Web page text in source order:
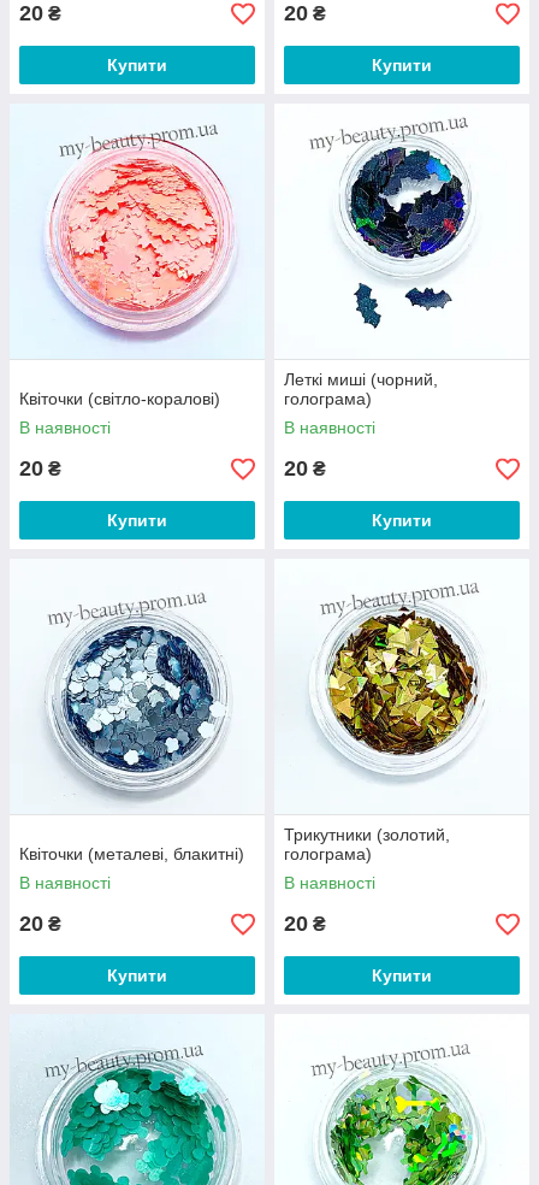
20 ₴
Купити
20 ₴
Купити
Квіточки (світло-коралові)
В наявності
20 ₴
Купити
Леткі миші (чорний,
голограма)
В наявності
20 ₴
Купити
Квіточки (металеві, блакитні)
В наявності
20 ₴
Купити
Трикутники (золотий,
голограма)
В наявності
20 ₴
Купити